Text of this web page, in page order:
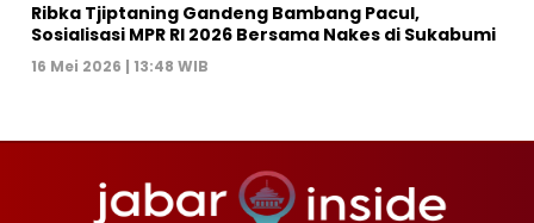
Ribka Tjiptaning Gandeng Bambang Pacul,
Sosialisasi MPR RI 2026 Bersama Nakes di Sukabumi
16 Mei 2026 | 13:48 WIB